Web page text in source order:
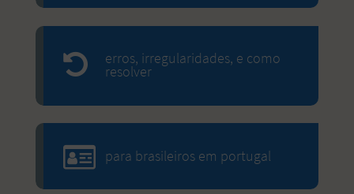
erros, irregularidades, e como
resolver
para brasileiros em portugal